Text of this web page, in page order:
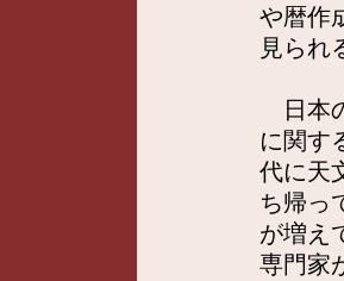
や暦作
見られ
日本
に関す
代に天
ち帰っ
が増え
専門家